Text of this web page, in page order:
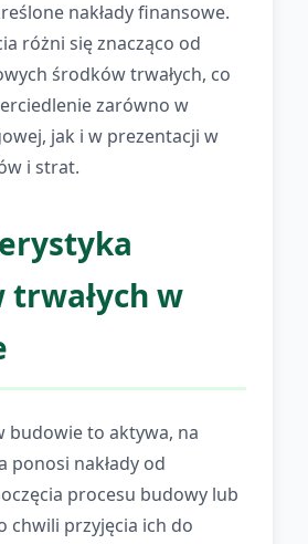
nakłady finansowe.
różni się znacząco od
środków trwałych, co
zarówno w
jak i w prezentacji w
i strat.
trwałych w
budowie to aktywa, na
ponosi nakłady od
procesu budowy lub
chwili przyjęcia ich do